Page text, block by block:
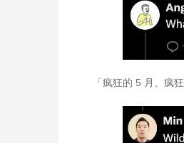
「疯狂的 5 月、疯